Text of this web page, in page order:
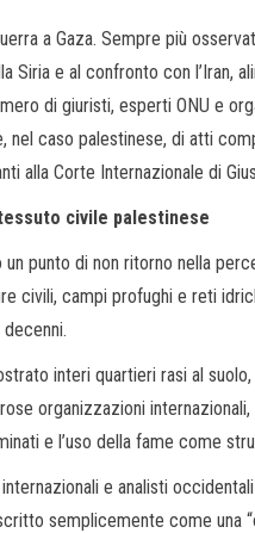
a Gaza. Sempre più
Siria e al confronto con l’Iran,
di giuristi, esperti ONU e
nel caso palestinese, di atti
alla Corte Internazionale di
civile palestinese
punto di non ritorno nella
civili, campi profughi e reti
interi quartieri rasi al
organizzazioni internazionali,
e l’uso della fame come
e analisti
semplicemente come una